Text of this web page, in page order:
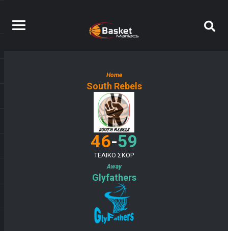
Home
South Rebels
46-59
ΤΕΛΙΚΟ ΣΚΟΡ
Away
Glyfathers